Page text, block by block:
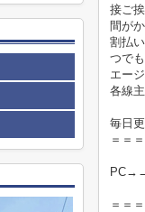
接ご
間が
割払
つで
エー
各線
毎日
＝＝
＝＝